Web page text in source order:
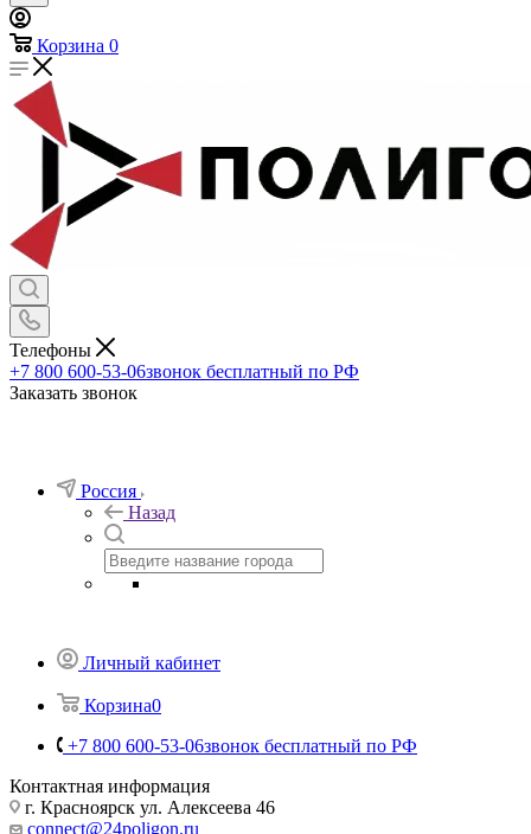
Корзина 0
+7 800 600-53-06
Заказать звонок
Личный кабинет
Корзина0